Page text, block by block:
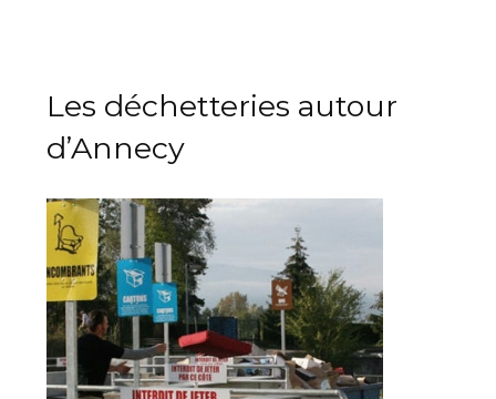
Les déchetteries autour
d’Annecy